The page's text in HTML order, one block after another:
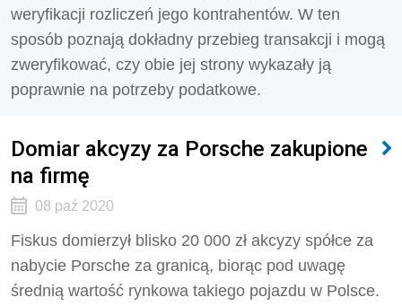
weryfikacji rozliczeń jego kontrahentów. W ten
sposób poznają dokładny przebieg transakcji i mogą
zweryfikować, czy obie jej strony wykazały ją
poprawnie na potrzeby podatkowe.
Domiar akcyzy za Porsche zakupione
na firmę
08 paź 2020
Fiskus domierzył blisko 20 000 zł akcyzy spółce za
nabycie Porsche za granicą, biorąc pod uwagę
średnią wartość rynkowa takiego pojazdu w Polsce.